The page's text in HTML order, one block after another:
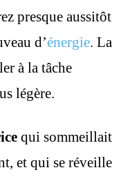
presque aussitôt
d’énergie. La
à la tâche
légère.
qui sommeillait
et qui se réveille